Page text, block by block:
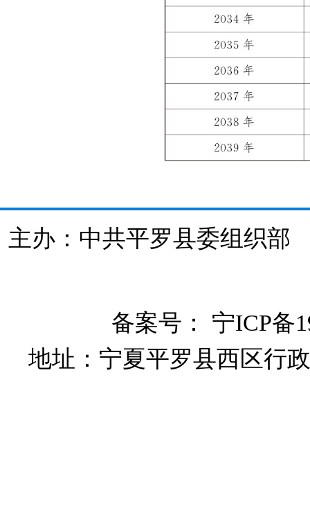
主办：中共平罗县委组织
备案号： 宁ICP备
地址：宁夏平罗县西区